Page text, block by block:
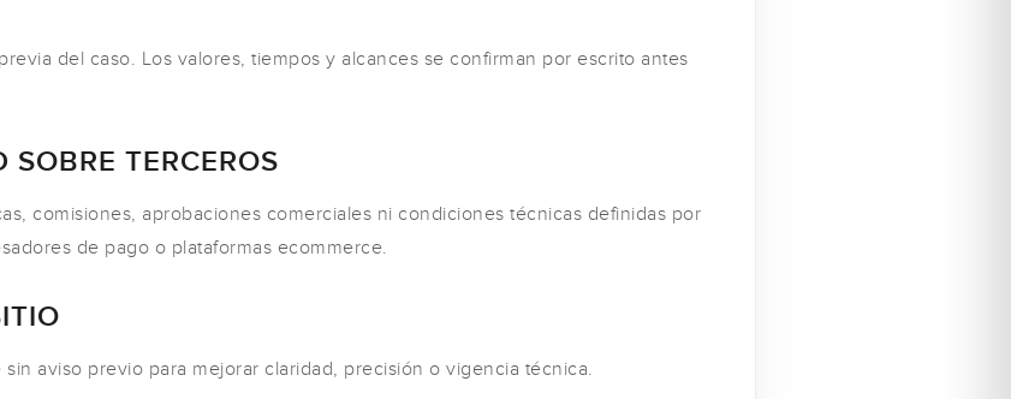
del caso. Los valores, tiempos y alcances se confirman por escrito antes
TERCEROS
comisiones, aprobaciones comerciales ni condiciones técnicas definidas por
de pago o plataformas ecommerce.
aviso previo para mejorar claridad, precisión o vigencia técnica.